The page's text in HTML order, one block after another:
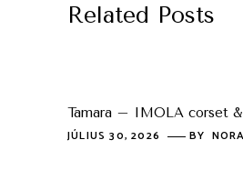
Related Posts
Tamara – IMOLA corset
JÚLIUS 30, 2026 BY